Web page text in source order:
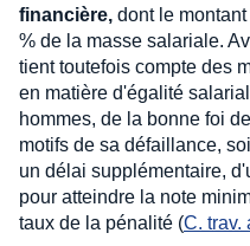
financière, dont le
% de la masse salariale.
tient toutefois compte des
en matière d'égalité
hommes, de la bonne foi
motifs de sa défaillance,
un délai supplémentaire,
pour atteindre la note
taux de la pénalité (C. trav.